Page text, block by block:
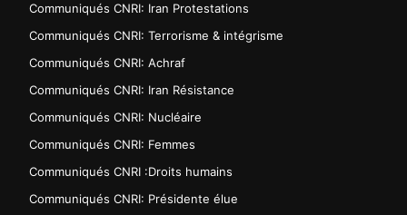
Communiqués CNRI: Iran Protestations
Communiqués CNRI: Terrorisme & intégrisme
Communiqués CNRI: Achraf
Communiqués CNRI: Iran Résistance
Communiqués CNRI: Nucléaire
Communiqués CNRI: Femmes
Communiqués CNRI :Droits humains
Communiqués CNRI: Présidente élue